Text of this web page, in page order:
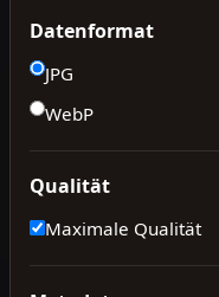
Datenformat
JPG
WebP
Qualität
Maximale Qualität